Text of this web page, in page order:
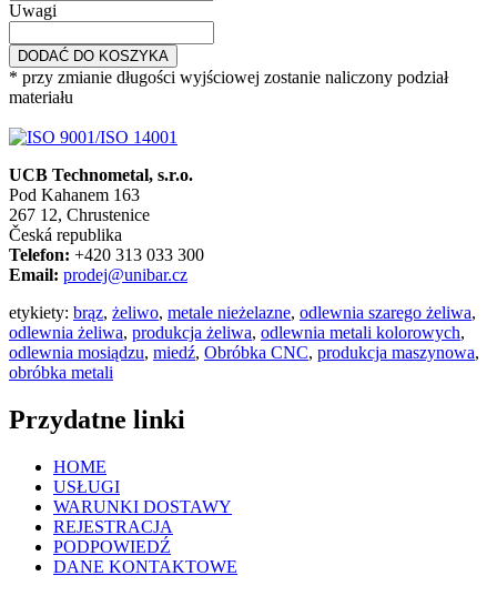
Uwagi
DODAĆ DO KOSZYKA
* przy zmianie długości wyjściowej zostanie naliczony podział
materiału
UCB Technometal, s.r.o.
Pod Kahanem 163
267 12, Chrustenice
Česká republika
Telefon: +420 313 033 300
Email: prodej@unibar.cz
etykiety: brąz, żeliwo, metale nieżelazne, odlewnia szarego żeliwa,
odlewnia żeliwa, produkcja żeliwa, odlewnia metali kolorowych,
odlewnia mosiądzu, miedź, Obróbka CNC, produkcja maszynowa,
obróbka metali
Przydatne linki
HOME
USŁUGI
WARUNKI DOSTAWY
REJESTRACJA
PODPOWIEDŹ
DANE KONTAKTOWE